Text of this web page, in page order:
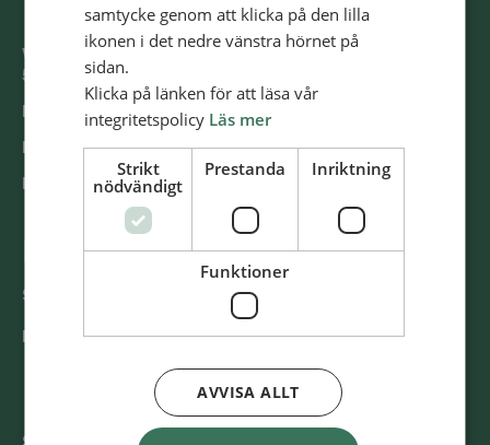
Västra Storgatan 14
553 15 Jönköping
E-post: info@​alliansmissionen.​se
Fler kon­takt­upp­gif­ter >
Report ir­re­gu­la­ri­ti­es / Rap­por­te­ra oe­gent­lig­he­ter >
@SvenskaAl­li­ans­mis­sio­nen
Swish
900-8590
samtycke genom att klicka på den lilla
ikonen i det nedre vänstra hörnet på
sidan.
Klicka på länken för att läsa vår
integritetspolicy Läs mer
Strikt
nödvändigt
Prestanda Inriktning
Funktioner
AVVISA ALLT